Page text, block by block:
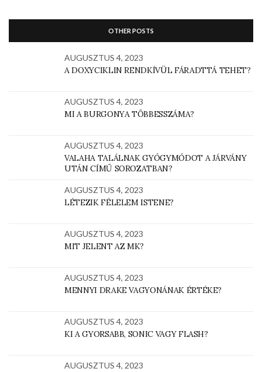
OTHER POSTS
AUGUSZTUS 4, 2023
A DOXYCIKLIN RENDKÍVÜL FÁRADTTÁ TEHET?
AUGUSZTUS 4, 2023
MI A BURGONYA TÖBBESSZÁMA?
AUGUSZTUS 4, 2023
VALAHA TALÁLNAK GYÓGYMÓDOT A JÁRVÁNY
UTÁN CÍMŰ SOROZATBAN?
AUGUSZTUS 4, 2023
LÉTEZIK FÉLELEM ISTENE?
AUGUSZTUS 4, 2023
MIT JELENT AZ MK?
AUGUSZTUS 4, 2023
MENNYI DRAKE VAGYONÁNAK ÉRTÉKE?
AUGUSZTUS 4, 2023
KI A GYORSABB, SONIC VAGY FLASH?
AUGUSZTUS 4, 2023